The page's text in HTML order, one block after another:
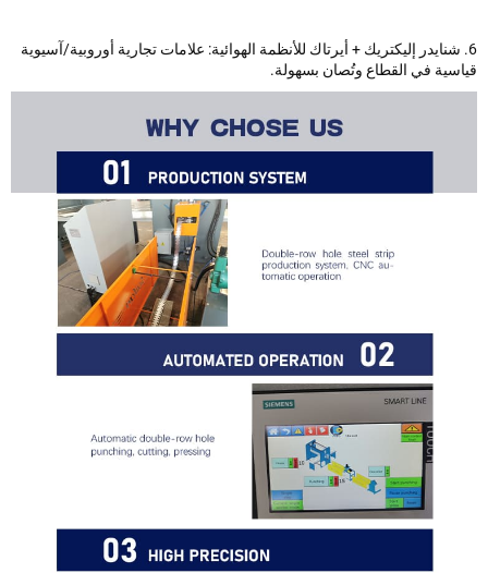
إليكتريك + أيرتاك للأنظمة الهوائية: علامات تجارية أوروبية/آسيوية
في القطاع وتُصان بسهولة.